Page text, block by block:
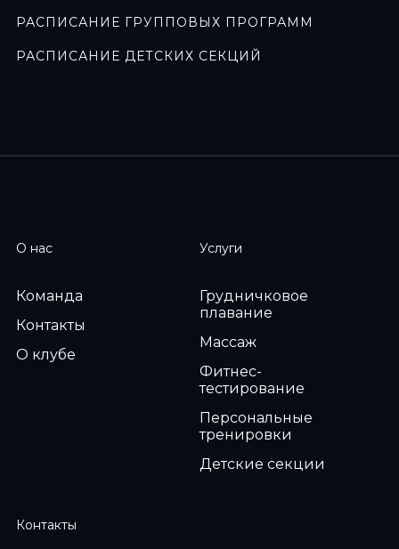
РАСПИСАНИЕ ГРУППОВЫХ ПРОГРАММ
РАСПИСАНИЕ ДЕТСКИХ СЕКЦИЙ
О нас
Команда
Контакты
О клубе
Услуги
Грудничковое
плавание
Массаж
Фитнес-
тестирование
Персональные
тренировки
Детские секции
Контакты